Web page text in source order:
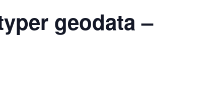
geodata –